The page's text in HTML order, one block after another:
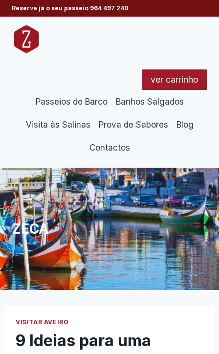
Skip
to
content
Reserve já o seu passeio 964 497 240
ver carrinho
Passeios de Barco Banhos Salgados
Visita às Salinas Prova de Sabores Blog
Contactos
ZECA
VISITAR AVEIRO
9 Ideias para uma